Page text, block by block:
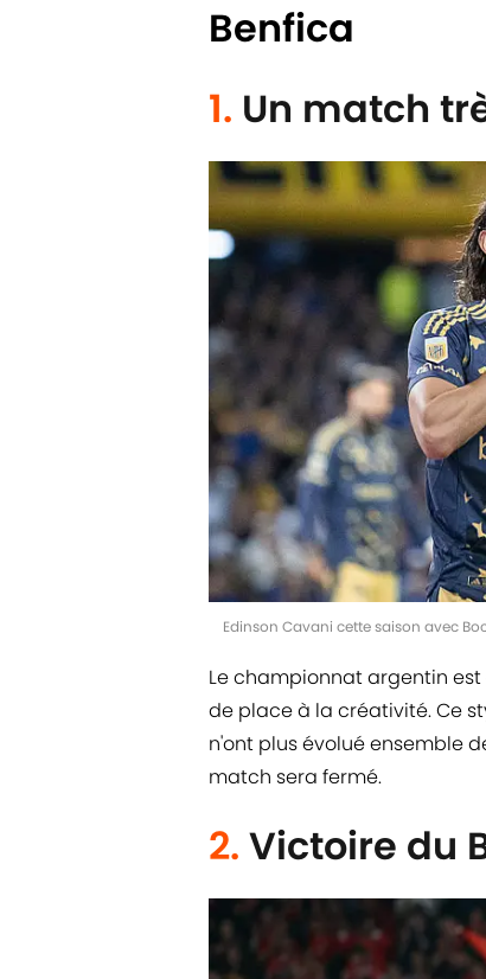
Benfica
1. Un match
Edinson Cavani cette saison avec
Le championnat argentin
de place à la créativité. Ce
n'ont plus évolué ensemble
match sera fermé.
2. Victoire du